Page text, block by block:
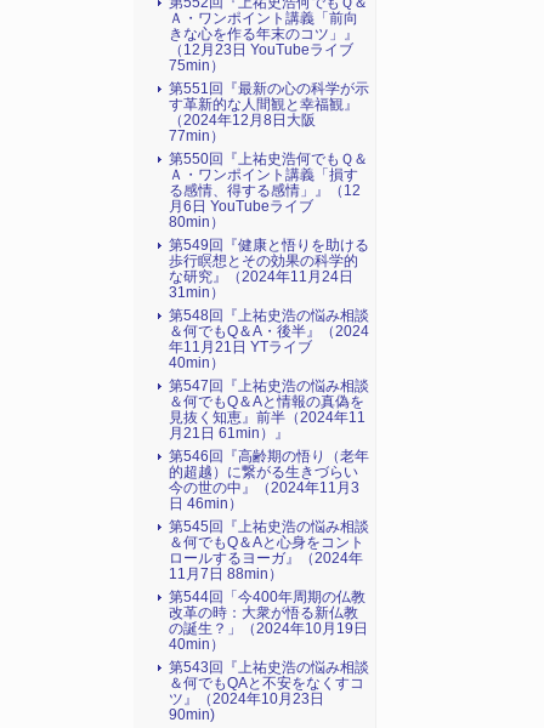
Ａ・ワンポイント講義「前向
きな心を作る年末のコツ」』
（12月23日 YouTubeライブ
75min）
第551回『最新の心の科学が示
す革新的な人間観と幸福観』
（2024年12月8日大阪
77min）
第550回『上祐史浩何でもＱ＆
Ａ・ワンポイント講義「損す
る感情、得する感情」』（12
月6日 YouTubeライブ
80min）
第549回『健康と悟りを助ける
歩行瞑想とその効果の科学的
な研究』（2024年11月24日
31min）
第548回『上祐史浩の悩み相談
＆何でもQ＆A・後半』（2024
年11月21日 YTライブ
40min）
第547回『上祐史浩の悩み相談
＆何でもQ＆Aと情報の真偽を
見抜く知恵』前半（2024年11
月21日 61min）』
第546回『高齢期の悟り（老年
的超越）に繋がる生きづらい
今の世の中』（2024年11月3
日 46min）
第545回『上祐史浩の悩み相談
＆何でもQ＆Aと心身をコント
ロールするヨーガ』（2024年
11月7日 88min）
第544回「今400年周期の仏教
改革の時：大衆が悟る新仏教
の誕生？」（2024年10月19日
40min）
第543回『上祐史浩の悩み相談
＆何でもQAと不安をなくすコ
ツ』（2024年10月23日
90min)